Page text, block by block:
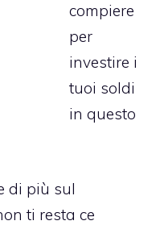
compiere
per
investire i
tuoi soldi
in questo
di più sul
ti resta ce